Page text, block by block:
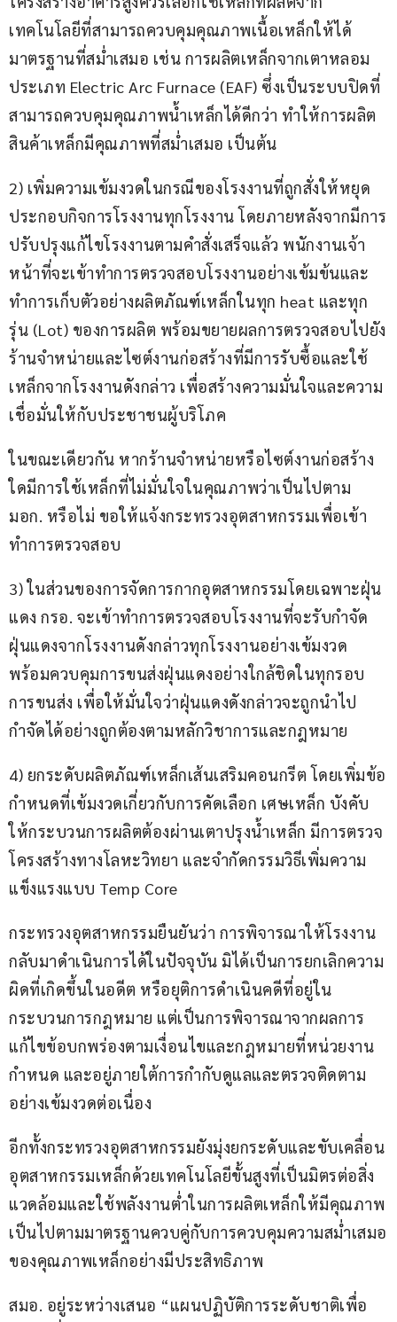
เทคโนโลยีที่สามารถควบคุมคุณภาพเนื้อเหล็กให้ได้
มาตรฐานที่สม่ำเสมอ เช่น การผลิตเหล็กจากเตาหลอม
ประเภท Electric Arc Furnace (EAF) ซึ่งเป็นระบบปิดที่
สามารถควบคุมคุณภาพน้ำเหล็กได้ดีกว่า ทำให้การผลิต
สินค้าเหล็กมีคุณภาพที่สม่ำเสมอ เป็นต้น
2) เพิ่มความเข้มงวดในกรณีของโรงงานที่ถูกสั่งให้หยุด
ประกอบกิจการโรงงานทุกโรงงาน โดยภายหลังจากมีการ
ปรับปรุงแก้ไขโรงงานตามคำสั่งเสร็จแล้ว พนักงานเจ้า
หน้าที่จะเข้าทำการตรวจสอบโรงงานอย่างเข้มข้นและ
ทำการเก็บตัวอย่างผลิตภัณฑ์เหล็กในทุก heat และทุก
รุ่น (Lot) ของการผลิต พร้อมขยายผลการตรวจสอบไปยัง
ร้านจำหน่ายและไซต์งานก่อสร้างที่มีการรับซื้อและใช้
เหล็กจากโรงงานดังกล่าว เพื่อสร้างความมั่นใจและความ
เชื่อมั่นให้กับประชาชนผู้บริโภค
ในขณะเดียวกัน หากร้านจำหน่ายหรือไซต์งานก่อสร้าง
ใดมีการใช้เหล็กที่ไม่มั่นใจในคุณภาพว่าเป็นไปตาม
มอก. หรือไม่ ขอให้แจ้งกระทรวงอุตสาหกรรมเพื่อเข้า
ทำการตรวจสอบ
3) ในส่วนของการจัดการกากอุตสาหกรรมโดยเฉพาะฝุ่น
แดง กรอ. จะเข้าทำการตรวจสอบโรงงานที่จะรับกำจัด
ฝุ่นแดงจากโรงงานดังกล่าวทุกโรงงานอย่างเข้มงวด
พร้อมควบคุมการขนส่งฝุ่นแดงอย่างใกล้ชิดในทุกรอบ
การขนส่ง เพื่อให้มั่นใจว่าฝุ่นแดงดังกล่าวจะถูกนำไป
กำจัดได้อย่างถูกต้องตามหลักวิชาการและกฎหมาย
4) ยกระดับผลิตภัณฑ์เหล็กเส้นเสริมคอนกรีต โดยเพิ่มข้อ
กำหนดที่เข้มงวดเกี่ยวกับการคัดเลือก เศษเหล็ก บังคับ
ให้กระบวนการผลิตต้องผ่านเตาปรุงน้ำเหล็ก มีการตรวจ
โครงสร้างทางโลหะวิทยา และจำกัดกรรมวิธีเพิ่มความ
แข็งแรงแบบ Temp Core
กระทรวงอุตสาหกรรมยืนยันว่า การพิจารณาให้โรงงาน
กลับมาดำเนินการได้ในปัจจุบัน มิได้เป็นการยกเลิกความ
ผิดที่เกิดขึ้นในอดีต หรือยุติการดำเนินคดีที่อยู่ใน
กระบวนการกฎหมาย แต่เป็นการพิจารณาจากผลการ
แก้ไขข้อบกพร่องตามเงื่อนไขและกฎหมายที่หน่วยงาน
กำหนด และอยู่ภายใต้การกำกับดูแลและตรวจติดตาม
อย่างเข้มงวดต่อเนื่อง
อีกทั้งกระทรวงอุตสาหกรรมยังมุ่งยกระดับและขับเคลื่อน
อุตสาหกรรมเหล็กด้วยเทคโนโลยีขั้นสูงที่เป็นมิตรต่อสิ่ง
แวดล้อมและใช้พลังงานต่ำในการผลิตเหล็กให้มีคุณภาพ
เป็นไปตามมาตรฐานควบคู่กับการควบคุมความสม่ำเสมอ
ของคุณภาพเหล็กอย่างมีประสิทธิภาพ
สมอ. อยู่ระหว่างเสนอ “แผนปฏิบัติการระดับชาติเพื่อ